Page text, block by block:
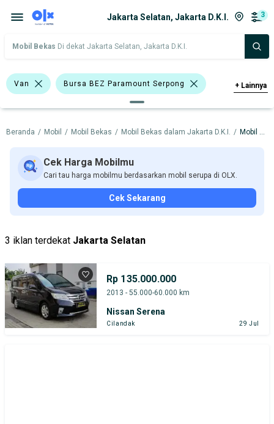
Jakarta Selatan, Jakarta D.K.I. 3
Mobil Bekas Di dekat Jakarta Selatan, Jakarta D.K.I.
Van Bursa BEZ Paramount Serpong
Nissan
Harga Merek Dan Model Tahun
Tipe Bodi Tipe Membership
+ Lainnya
Beranda / Mobil / Mobil Bekas / Mobil Bekas dalam Jakarta D.K.I. / Mobil Bekas dalam Jakarta Selatan
Cek Harga Mobilmu
Cari tau harga mobilmu berdasarkan mobil serupa di OLX.
Cek Sekarang
3 iklan terdekat Jakarta Selatan
Rp 135.000.000
2013 - 55.000-60.000 km
Nissan Serena
Cilandak 29 Jul